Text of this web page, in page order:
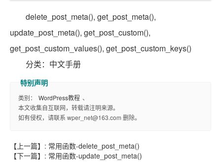
delete_post_meta(), get_post_meta(),
update_post_meta(), get_post_custom(),
get_post_custom_values(), get_post_custom_keys()
分类：中文手册
类别： WordPress教程 、
本文收集自互联网，转载请注明来源。
如有侵权，请联系 wper_net@163.com 删除。
【上一篇】: 常用函数-delete_post_meta()
【下一篇】: 常用函数-update_post_meta()